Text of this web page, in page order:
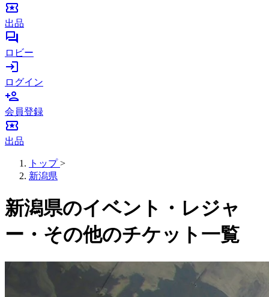
local_activity
出品
forum
ロビー
login
ログイン
person_add
会員登録
local_activity
出品
トップ >
新潟県
新潟県のイベント・レジャ
ー・その他のチケット一覧